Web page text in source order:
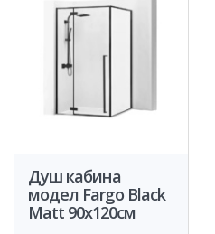
Душ кабина
модел Fargo Black
Matt 90x120см